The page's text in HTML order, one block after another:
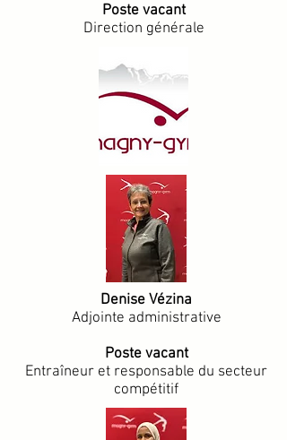
Poste vacant
Direction générale
Denise Vézina
Adjointe administrative
Poste vacant
Entraîneur et responsable du secteur
compétitif